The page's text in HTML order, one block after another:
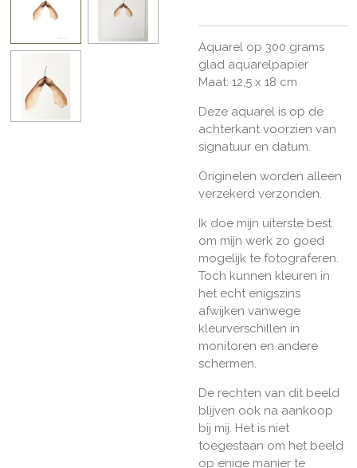
Aquarel op 300 grams
glad aquarelpapier
Maat: 12,5 x 18 cm
Deze aquarel is op de
achterkant voorzien van
signatuur en datum.
Originelen worden alleen
verzekerd verzonden.
Ik doe mijn uiterste best
om mijn werk zo goed
mogelijk te fotograferen.
Toch kunnen kleuren in
het echt enigszins
afwijken vanwege
kleurverschillen in
monitoren en andere
schermen.
De rechten van dit beeld
blijven ook na aankoop
bij mij. Het is niet
toegestaan om het beeld
op enige manier te